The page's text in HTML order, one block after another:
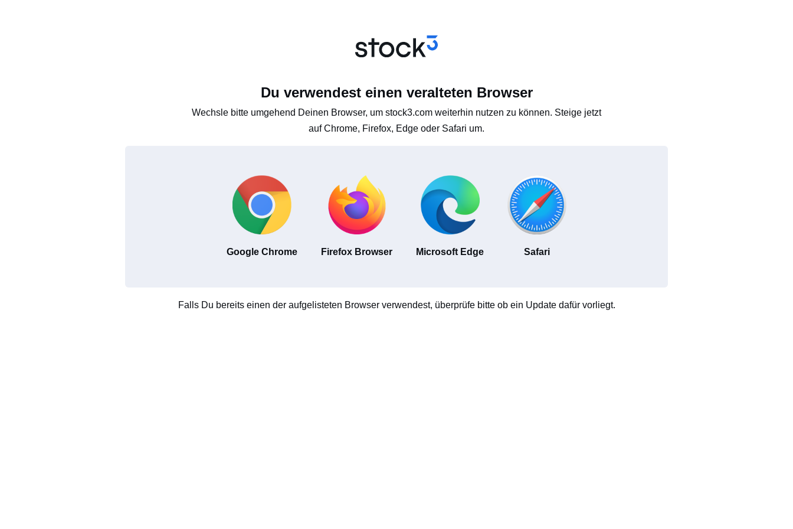
Du verwendest einen veralteten Browser
Wechsle bitte umgehend Deinen Browser, um stock3.com weiterhin nutzen zu können. Steige jetzt
auf Chrome, Firefox, Edge oder Safari um.
Google Chrome Firefox Browser Microsoft Edge Safari
Falls Du bereits einen der aufgelisteten Browser verwendest, überprüfe bitte ob ein Update dafür vorliegt.